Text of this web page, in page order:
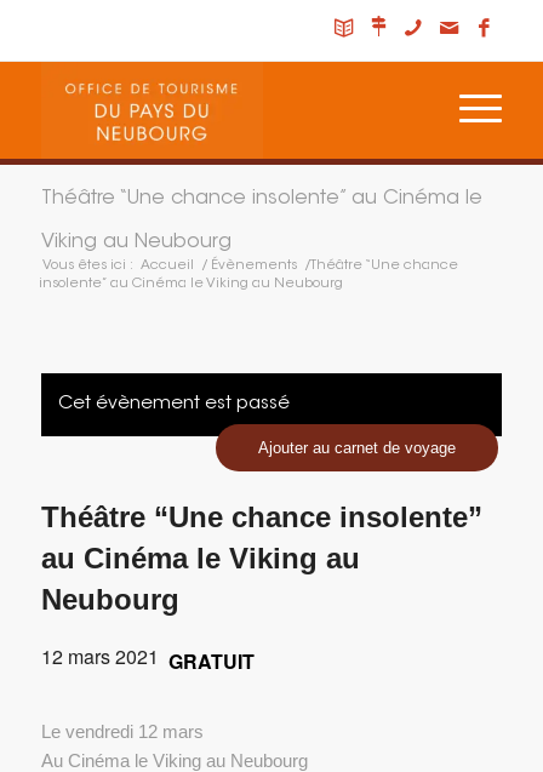
Théâtre “Une chance insolente” au Cinéma le
Viking au Neubourg
Vous êtes ici : Accueil / Évènements /Théâtre “Une chance
insolente” au Cinéma le Viking au Neubourg
Cet évènement est passé
Théâtre “Une chance insolente”
au Cinéma le Viking au
Neubourg
12 mars 2021 GRATUIT
Ajouter au carnet de voyage
Le vendredi 12 mars
Au Cinéma le Viking au Neubourg